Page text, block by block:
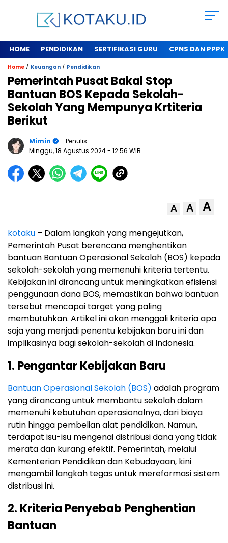
HOME PENDIDIKAN SERTIFIKASI GURU CPNS DAN PPPK
Home / Keuangan / Pendidikan
Pemerintah Pusat Bakal Stop
Bantuan BOS Kepada Sekolah-
Sekolah Yang Mempunya Krtiteria
Berikut
Mimin
- Penulis
Minggu, 18 Agustus 2024- 12:56 WIB
A A A
kotaku – Dalam langkah yang mengejutkan,
Pemerintah Pusat berencana menghentikan
bantuan Bantuan Operasional Sekolah (BOS) kepada
sekolah-sekolah yang memenuhi kriteria tertentu.
Kebijakan ini dirancang untuk meningkatkan efisiensi
penggunaan dana BOS, memastikan bahwa bantuan
tersebut mencapai target yang paling
membutuhkan. Artikel ini akan menggali kriteria apa
saja yang menjadi penentu kebijakan baru ini dan
implikasinya bagi sekolah-sekolah di Indonesia.
1. Pengantar Kebijakan Baru
Bantuan Operasional Sekolah (BOS) adalah program
yang dirancang untuk membantu sekolah dalam
memenuhi kebutuhan operasionalnya, dari biaya
rutin hingga pembelian alat pendidikan. Namun,
terdapat isu-isu mengenai distribusi dana yang tidak
merata dan kurang efektif. Pemerintah, melalui
Kementerian Pendidikan dan Kebudayaan, kini
mengambil langkah tegas untuk mereformasi sistem
distribusi ini.
2. Kriteria Penyebab Penghentian
Bantuan